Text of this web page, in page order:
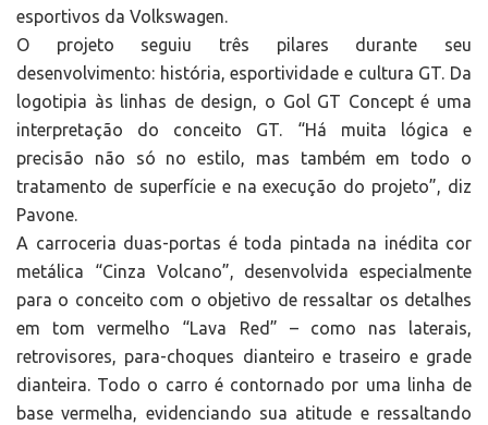
esportivos da Volkswagen.
O projeto seguiu três pilares durante seu
desenvolvimento: história, esportividade e cultura GT. Da
logotipia às linhas de design, o Gol GT Concept é uma
interpretação do conceito GT. “Há muita lógica e
precisão não só no estilo, mas também em todo o
tratamento de superfície e na execução do projeto”, diz
Pavone.
A carroceria duas-portas é toda pintada na inédita cor
metálica “Cinza Volcano”, desenvolvida especialmente
para o conceito com o objetivo de ressaltar os detalhes
em tom vermelho “Lava Red” – como nas laterais,
retrovisores, para-choques dianteiro e traseiro e grade
dianteira. Todo o carro é contornado por uma linha de
base vermelha, evidenciando sua atitude e ressaltando